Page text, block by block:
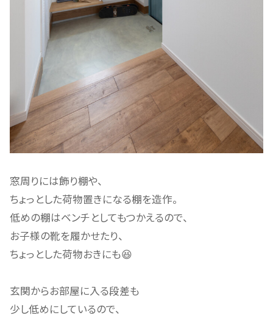
窓周りには飾り棚や、
ちょっとした荷物置きになる棚を造作。
低めの棚はベンチとしてもつかえるので、
お子様の靴を履かせたり、
ちょっとした荷物おきにも😆
玄関からお部屋に入る段差も
少し低めにしているので、